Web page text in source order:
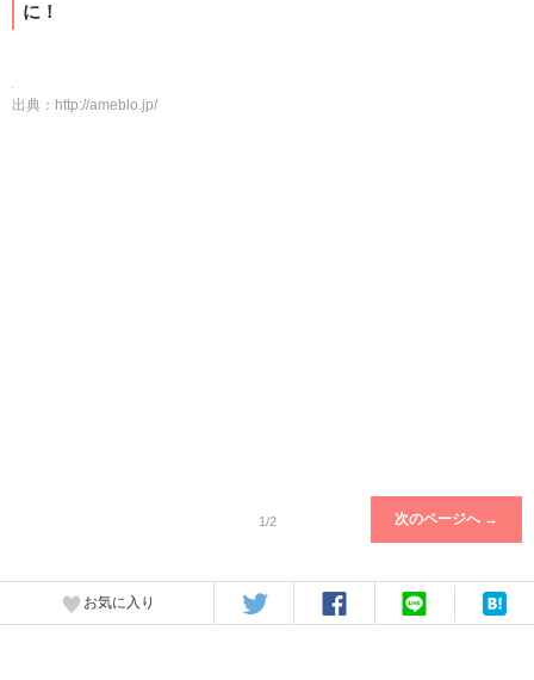
に！
出典： http://ameblo.jp/
1/2 次のページへ →
お気に入り